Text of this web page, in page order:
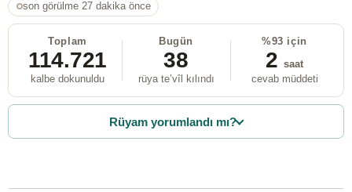
son görülme 27 dakika önce
Toplam
114.721
kalbe dokunuldu
Bugün
38
rüya te’vîl kılındı
%93 için
2 saat
cevab müddeti
Rüyam yorumlandı mı?